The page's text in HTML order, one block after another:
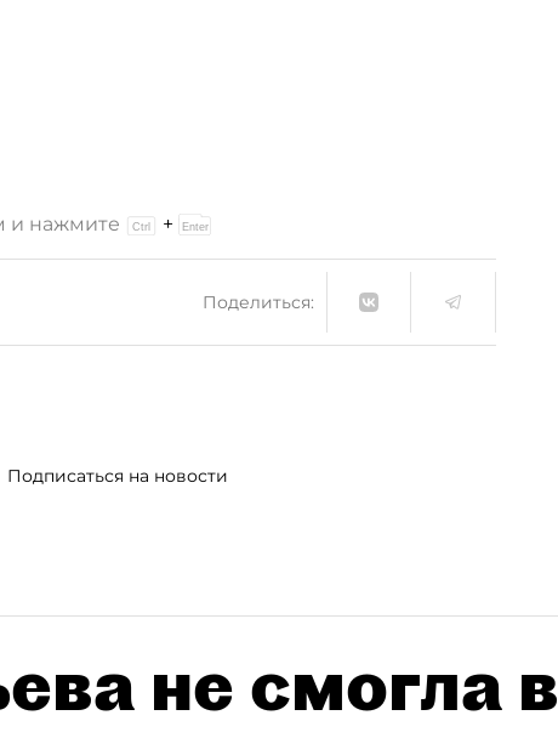
и нажмите +
Поделиться:
Подписаться на новости
не смогла в